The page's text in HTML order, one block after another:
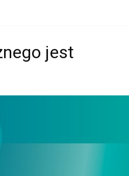
jest